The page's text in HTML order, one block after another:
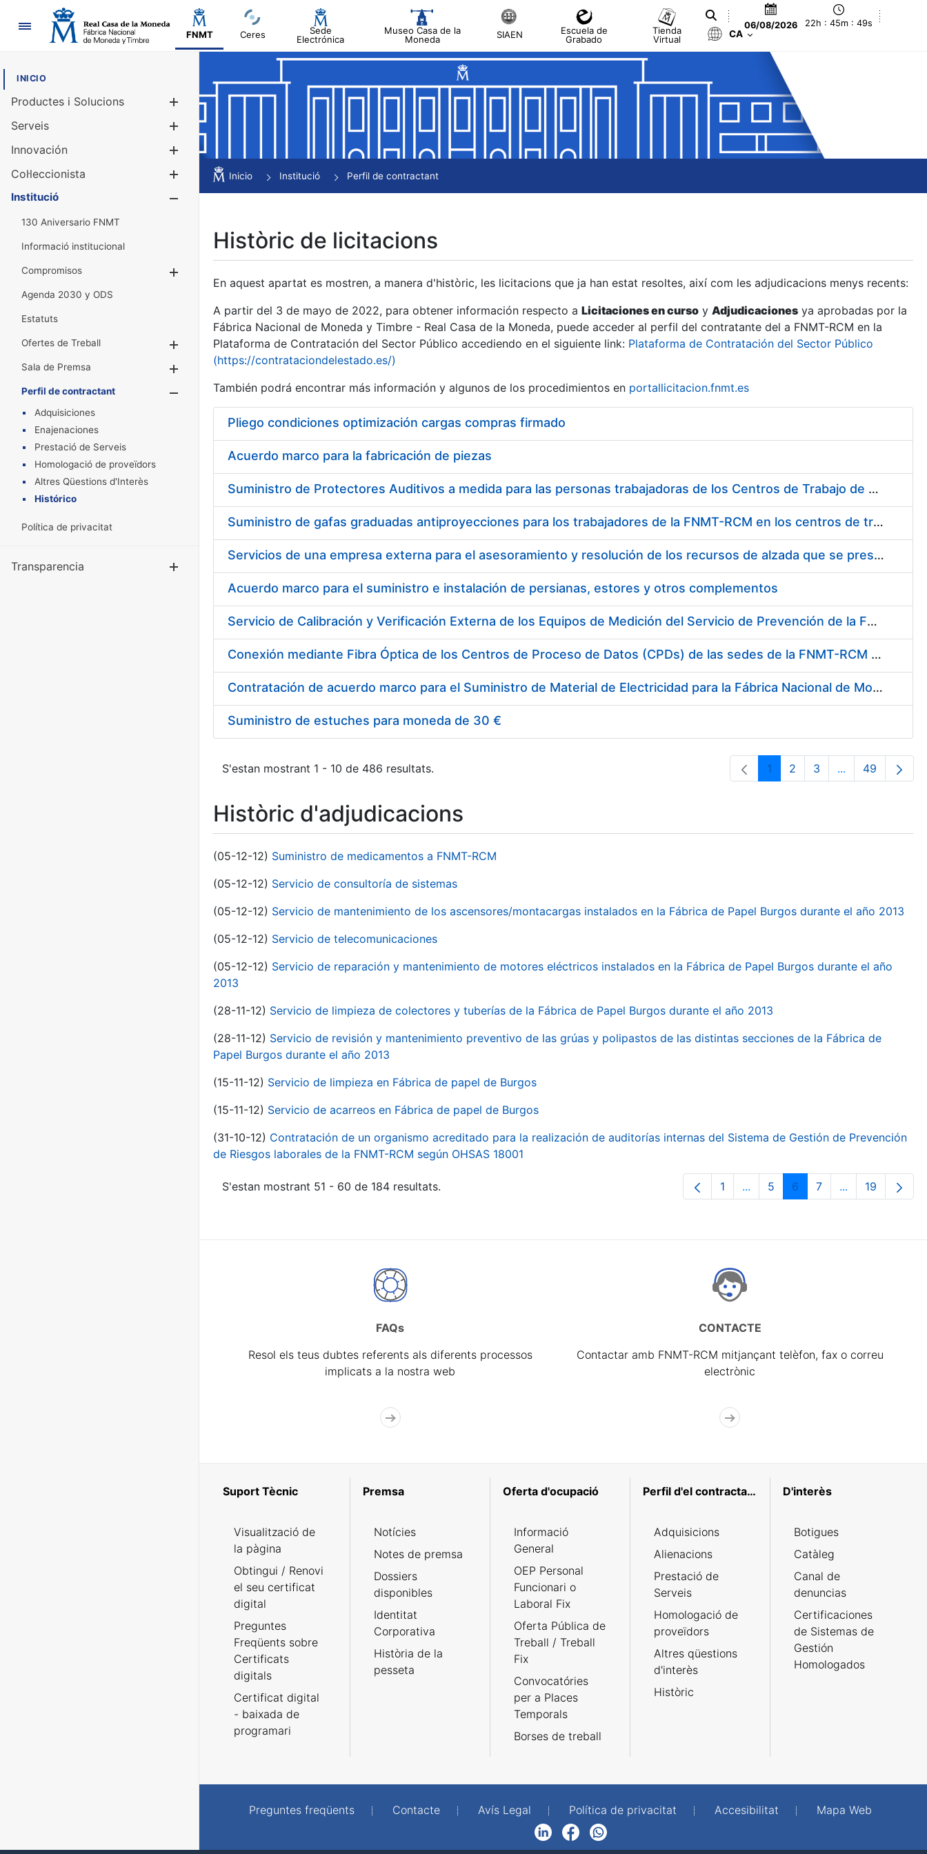
Navegació
FNMT Ceres
Sede
Electrónica
Museo Casa de la
Moneda
SIAEN
Escuela de
Grabado
Tienda
Virtual
06/08/2026 22h : 45m : 50s
CA
INICIO
Productes i Solucions
Mostra/Amaga
Serveis
Innovación
Col·leccionista
Mostra/Amaga
Institució
130 Aniversario FNMT
Informació institucional
Compromisos
Agenda 2030 y ODS
Estatuts
Ofertes de Treball
Mostra/Amaga
Sala de Premsa
Mostra/Amaga
Perfil de contractant
Mostra/Amaga
Adquisiciones
Enajenaciones
Prestació de Serveis
Homologació de proveïdors
Altres Qüestions d'Interès
Histórico
Política de privacitat
Transparencia
Inicio Institució Perfil de contractant
Històric de licitacions
En aquest apartat es mostren, a manera d'històric, les licitacions que ja han estat resoltes, així com les adjudicacions menys recents:
A partir del 3 de mayo de 2022, para obtener información respecto a Licitaciones en curso y Adjudicaciones ya aprobadas por la
Fábrica Nacional de Moneda y Timbre - Real Casa de la Moneda, puede acceder al perfil del contratante del a FNMT-RCM en la
Plataforma de Contratación del Sector Público accediendo en el siguiente link: Plataforma de Contratación del Sector Público
(https://contrataciondelestado.es/)
También podrá encontrar más información y algunos de los procedimientos en portallicitacion.fnmt.es
Pliego condiciones optimización cargas compras firmado
Acuerdo marco para la fabricación de piezas
Suministro de Protectores Auditivos a medida para las personas trabajadoras de los Centros de Trabajo de Madrid y Burgos
Suministro de gafas graduadas antiproyecciones para los trabajadores de la FNMT-RCM en los centros de trabajo de Madrid y Burgos
Servicios de una empresa externa para el asesoramiento y resolución de los recursos de alzada que se presentan relacionados con procesos de selección para la FNMT-RCM
Acuerdo marco para el suministro e instalación de persianas, estores y otros complementos
Servicio de Calibración y Verificación Externa de los Equipos de Medición del Servicio de Prevención de la FNMT-RCM
Conexión mediante Fibra Óptica de los Centros de Proceso de Datos (CPDs) de las sedes de la FNMT-RCM de Burgos y Madrid
Contratación de acuerdo marco para el Suministro de Material de Electricidad para la Fábrica Nacional de Moneda y Timbre-Real Casa de la Moneda en su centro de trabajo de Burgos
Suministro de estuches para moneda de 30 €
S'estan mostrant 1 - 10 de 486 resultats. Pàgina
1 Pàgina
2 Pàgina
3 ...PàginesPàgina
49
Històric d'adjudicacions
(05-12-12) Suministro de medicamentos a FNMT-RCM
(05-12-12) Servicio de consultoría de sistemas
(05-12-12) Servicio de mantenimiento de los ascensores/montacargas instalados en la Fábrica de Papel Burgos durante el año 2013
(05-12-12) Servicio de telecomunicaciones
(05-12-12) Servicio de reparación y mantenimiento de motores eléctricos instalados en la Fábrica de Papel Burgos durante el año
2013
(28-11-12) Servicio de limpieza de colectores y tuberías de la Fábrica de Papel Burgos durante el año 2013
(28-11-12) Servicio de revisión y mantenimiento preventivo de las grúas y polipastos de las distintas secciones de la Fábrica de
Papel Burgos durante el año 2013
(15-11-12) Servicio de limpieza en Fábrica de papel de Burgos
(15-11-12) Servicio de acarreos en Fábrica de papel de Burgos
(31-10-12) Contratación de un organismo acreditado para la realización de auditorías internas del Sistema de Gestión de Prevención
de Riesgos laborales de la FNMT-RCM según OHSAS 18001
S'estan mostrant 51 - 60 de 184 resultats. Pàgina
1 ...Pàgines intermèdies Utilitzeu TAB
Pàgina
5 Pàgina
6 Pàgina
7 ...PàginesPàgina
19
FAQs
Resol els teus dubtes referents als diferents processos
implicats a la nostra web
CONTACTE
Contactar amb FNMT-RCM mitjançant telèfon, fax o correu
electrònic
Suport Tècnic
Visualització de
la pàgina
Obtingui / Renovi
el seu certificat
digital
Preguntes
Freqüents sobre
Certificats
digitals
Certificat digital
- baixada de
programari
Premsa
Notícies
Notes de premsa
Dossiers
disponibles
Identitat
Corporativa
Història de la
pesseta
Oferta d'ocupació
Informació
General
OEP Personal
Funcionari o
Laboral Fix
Oferta Pública de
Treball / Treball
Fix
Convocatóries
per a Places
Temporals
Borses de treball
Perfil d'el contractant
Adquisicions
Alienacions
Prestació de
Serveis
Homologació de
proveïdors
Altres qüestions
d'interès
Històric
D'interès
Botigues
Catàleg
Canal de
denuncias
Certificaciones
de Sistemas de
Gestión
Homologados
Preguntes freqüents Contacte Avís Legal Política de privacitat Accesibilitat
Mapa Web
FacebookWhatsApp